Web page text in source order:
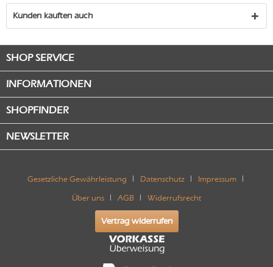
Kunden kauften auch
SHOP SERVICE
INFORMATIONEN
SHOPFINDER
NEWSLETTER
Gesetzliche Gewährleistung Datenschutz Impressum
Über uns AGB Widerrufsrecht
Vertrag widerrufen